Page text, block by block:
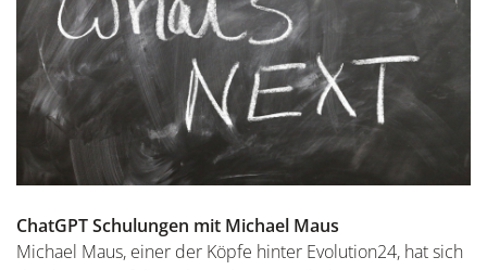
ChatGPT Schulungen mit Michael Maus
Michael Maus, einer der Köpfe hinter Evolution24, hat sich